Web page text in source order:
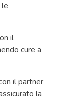
le
il
cure a
il partner
la